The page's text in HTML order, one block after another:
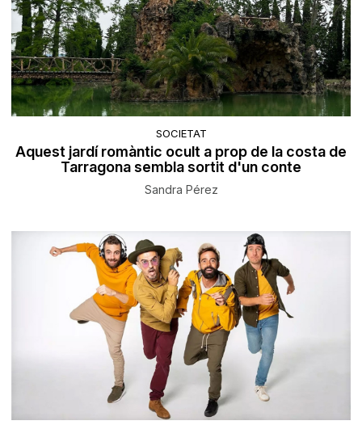
SOCIETAT
Aquest jardí romàntic ocult a prop de la costa de
Tarragona sembla sortit d'un conte
Sandra Pérez